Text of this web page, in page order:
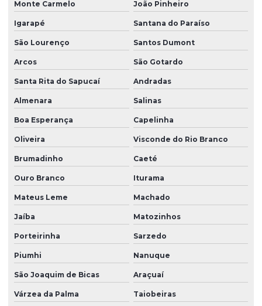
Monte Carmelo João Pinheiro
Igarapé Santana do Paraíso
São Lourenço Santos Dumont
Arcos São Gotardo
Santa Rita do Sapucaí Andradas
Almenara Salinas
Boa Esperança Capelinha
Oliveira Visconde do Rio Branco
Brumadinho Caeté
Ouro Branco Iturama
Mateus Leme Machado
Jaíba Matozinhos
Porteirinha Sarzedo
Piumhi Nanuque
São Joaquim de Bicas Araçuaí
Várzea da Palma Taiobeiras